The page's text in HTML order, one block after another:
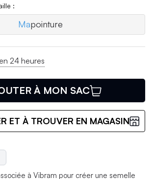
:
Mapointure
24 heures
À MON SAC
ET À TROUVER EN MAGASIN
à Vibram pour créer une semelle